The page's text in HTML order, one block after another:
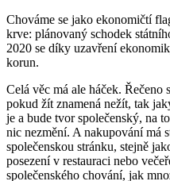
Chováme se jako ekonomičtí
krve: plánovaný schodek
2020 se díky uzavření
korun.
Celá věc má ale háček.
pokud žít znamená nežít, tak
je a bude tvor společenský, na
nic nezmění. A nakupování má
společenskou stránku, stejně
posezení v restauraci nebo
společenského chování, jak